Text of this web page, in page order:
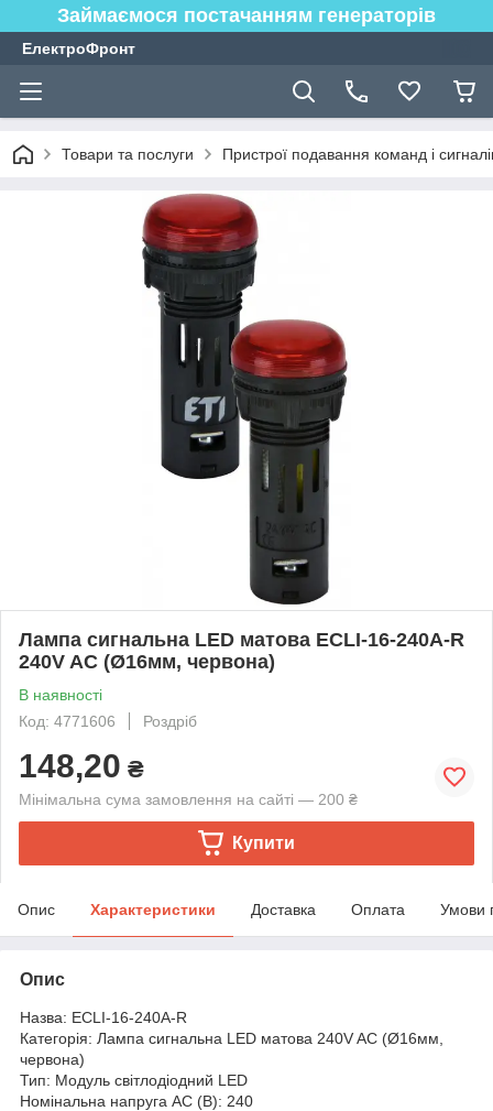
Займаємося постачанням генераторів
ЕлектроФронт
Товари та послуги Пристрої подавання команд і
Лампа сигнальна LED матова ECLI-16-240A-R
240V AC (Ø16мм, червона)
В наявності
Код: 4771606
Роздріб
148,20 ₴
Мінімальна сума замовлення на сайті — 200 ₴
Купити
Опис Характеристики Доставка Оплата Умови
Опис
Назва: ECLI-16-240A-R
Категорія: Лампа сигнальна LED матова 240V AC (Ø16мм,
червона)
Тип: Модуль світлодіодний LED
Номінальна напруга AC (В): 240